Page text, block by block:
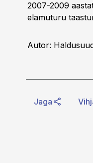
2007-2009
elamuturu
Autor:
Jaga